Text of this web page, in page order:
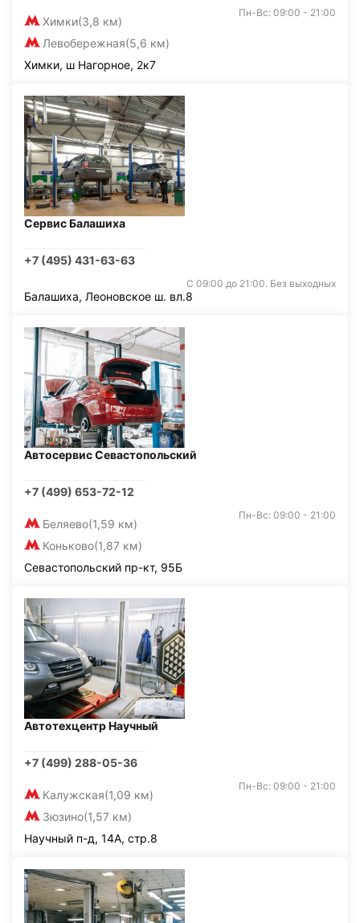
Химки(3,8 км)
Левобережная(5,6 км)
Пн-Вс: 09:00 - 21:00
Химки, ш Нагорное, 2к7
Сервис Балашиха
+7 (495) 431-63-63
С 09:00 до 21:00. Без выходных
Балашиха, Леоновское ш. вл.8
Автосервис Севастопольский
+7 (499) 653-72-12
Беляево(1,59 км)
Коньково(1,87 км)
Пн-Вс: 09:00 - 21:00
Севастопольский пр-кт, 95Б
Автотехцентр Научный
+7 (499) 288-05-36
Калужская(1,09 км)
Зюзино(1,57 км)
Пн-Вс: 09:00 - 21:00
Научный п-д, 14А, стр.8